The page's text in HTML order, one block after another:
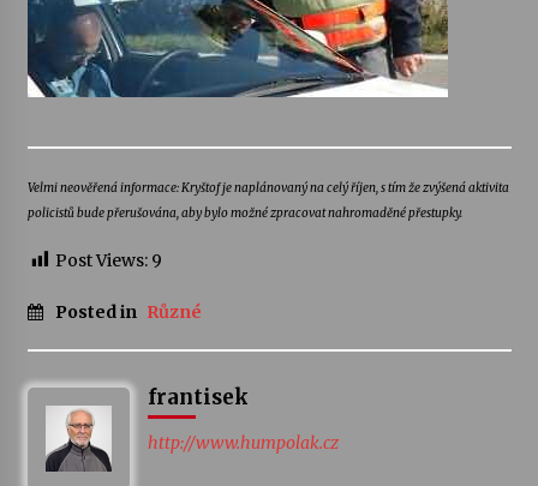
Za kulturou kousek za Humpolec. V Želivě ožije
odkaz Josefa Čapka
Varhanní recitál Michala Novenka v Klášteře
Želiv
3. 7. 2026
30. 6. 2026
Velmi neověřená informace: Kryštof je naplánovaný na celý říjen, s tím že zvýšená aktivita
policistů bude přerušována, aby bylo možné zpracovat nahromaděné přestupky.
Post Views: 9
Posted in Různé
frantisek
http://www.humpolak.cz